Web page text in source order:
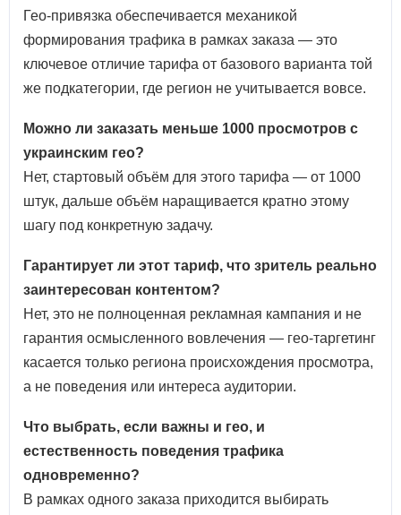
Гео-привязка обеспечивается механикой
формирования трафика в рамках заказа — это
ключевое отличие тарифа от базового варианта той
же подкатегории, где регион не учитывается вовсе.
Можно ли заказать меньше 1000 просмотров с
украинским гео?
Нет, стартовый объём для этого тарифа — от 1000
штук, дальше объём наращивается кратно этому
шагу под конкретную задачу.
Гарантирует ли этот тариф, что зритель реально
заинтересован контентом?
Нет, это не полноценная рекламная кампания и не
гарантия осмысленного вовлечения — гео-таргетинг
касается только региона происхождения просмотра,
а не поведения или интереса аудитории.
Что выбрать, если важны и гео, и
естественность поведения трафика
одновременно?
В рамках одного заказа приходится выбирать